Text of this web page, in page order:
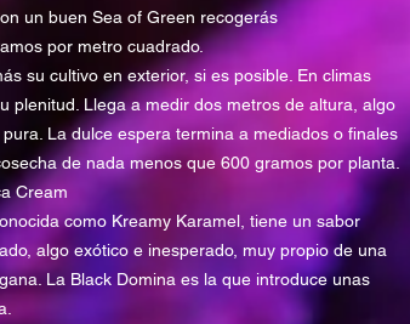
un buen Sea of Green recogerás
por metro cuadrado.
su cultivo en exterior, si es posible. En climas
plenitud. Llega a medir dos metros de altura, algo
La dulce espera termina a mediados o finales
de nada menos que 600 gramos por planta.
Cream
como Kreamy Karamel, tiene un sabor
algo exótico e inesperado, muy propio de una
La Black Domina es la que introduce unas